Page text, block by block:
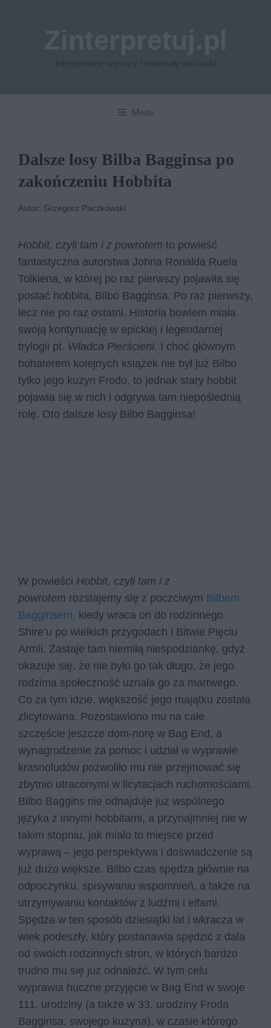
Menu
Dalsze losy Bilba Bagginsa po
zakończeniu Hobbita
Autor: Grzegorz Paczkowski
Hobbit, czyli tam i z powrotem to powieść
fantastyczna autorstwa Johna Ronalda Ruela
Tolkiena, w której po raz pierwszy pojawiła się
postać hobbita, Bilbo Bagginsa. Po raz pierwszy,
lecz nie po raz ostatni. Historia bowiem miała
swoją kontynuację w epickiej i legendarnej
trylogii pt. Władca Pierścieni. I choć głównym
bohaterem kolejnych książek nie był już Bilbo
tylko jego kuzyn Frodo, to jednak stary hobbit
pojawia się w nich i odgrywa tam niepoślednią
rolę. Oto dalsze losy Bilbo Bagginsa!
W powieści Hobbit, czyli tam i z
powrotem rozstajemy się z poczciwym Bilbem
Bagginsem, kiedy wraca on do rodzinnego
Shire’u po wielkich przygodach i Bitwie Pięciu
Armii. Zastaje tam niemiłą niespodziankę, gdyż
okazuje się, że nie było go tak długo, że jego
rodzima społeczność uznała go za martwego.
Co za tym idzie, większość jego majątku została
zlicytowana. Pozostawiono mu na całe
szczęście jeszcze dom-norę w Bag End, a
wynagrodzenie za pomoc i udział w wyprawie
krasnoludów pozwoliło mu nie przejmować się
zbytnio utraconymi w licytacjach ruchomościami.
Bilbo Baggins nie odnajduje już wspólnego
języka z innymi hobbitami, a przynajmniej nie w
takim stopniu, jak miało to miejsce przed
wyprawą – jego perspektywa i doświadczenie są
już dużo większe. Bilbo czas spędza głównie na
odpoczynku, spisywaniu wspomnień, a także na
utrzymywaniu kontaktów z ludźmi i elfami.
Spędza w ten sposób dziesiątki lat i wkracza w
wiek podeszły, który postanawia spędzić z dala
od swoich rodzinnych stron, w których bardzo
trudno mu się już odnaleźć. W tym celu
wyprawia huczne przyjęcie w Bag End w swoje
111. urodziny (a także w 33. urodziny Froda
Bagginsa, swojego kuzyna), w czasie którego